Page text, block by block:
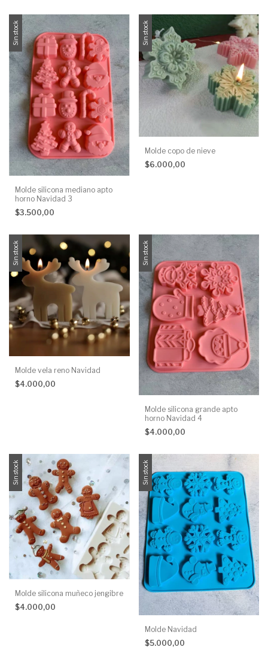
Sin stock
Molde silicona mediano apto
horno Navidad 3
$3.500,00
Sin stock
Molde copo de nieve
$6.000,00
Sin stock
Molde vela reno Navidad
$4.000,00
Sin stock
Molde silicona grande apto
horno Navidad 4
$4.000,00
Sin stock
Molde silicona muñeco jengibre
$4.000,00
Sin stock
Molde Navidad
$5.000,00